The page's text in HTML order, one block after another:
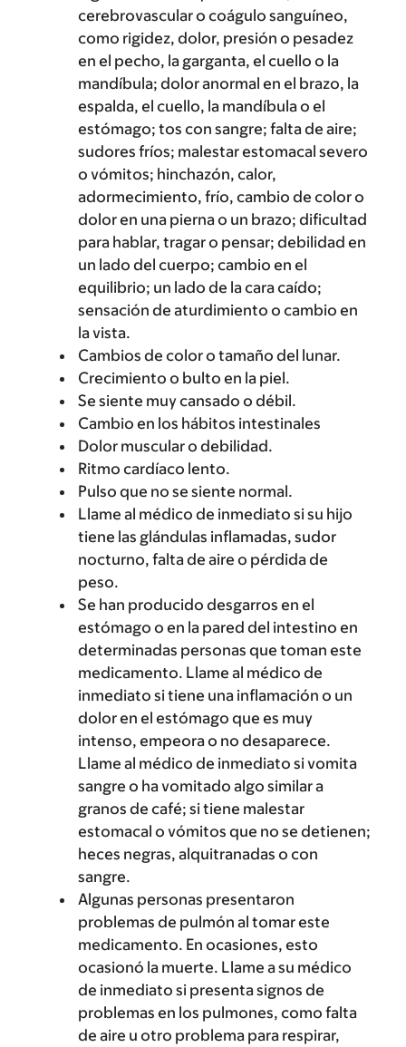
cerebrovascular o coágulo sanguíneo,
como rigidez, dolor, presión o pesadez
en el pecho, la garganta, el cuello o la
mandíbula; dolor anormal en el brazo, la
espalda, el cuello, la mandíbula o el
estómago; tos con sangre; falta de aire;
sudores fríos; malestar estomacal severo
o vómitos; hinchazón, calor,
adormecimiento, frío, cambio de color o
dolor en una pierna o un brazo; dificultad
para hablar, tragar o pensar; debilidad en
un lado del cuerpo; cambio en el
equilibrio; un lado de la cara caído;
sensación de aturdimiento o cambio en
la vista.
Cambios de color o tamaño del lunar.
Crecimiento o bulto en la piel.
Se siente muy cansado o débil.
Cambio en los hábitos intestinales
Dolor muscular o debilidad.
Ritmo cardíaco lento.
Pulso que no se siente normal.
Llame al médico de inmediato si su hijo
tiene las glándulas inflamadas, sudor
nocturno, falta de aire o pérdida de
peso.
Se han producido desgarros en el
estómago o en la pared del intestino en
determinadas personas que toman este
medicamento. Llame al médico de
inmediato si tiene una inflamación o un
dolor en el estómago que es muy
intenso, empeora o no desaparece.
Llame al médico de inmediato si vomita
sangre o ha vomitado algo similar a
granos de café; si tiene malestar
estomacal o vómitos que no se detienen;
heces negras, alquitranadas o con
sangre.
Algunas personas presentaron
problemas de pulmón al tomar este
medicamento. En ocasiones, esto
ocasionó la muerte. Llame a su médico
de inmediato si presenta signos de
problemas en los pulmones, como falta
de aire u otro problema para respirar,